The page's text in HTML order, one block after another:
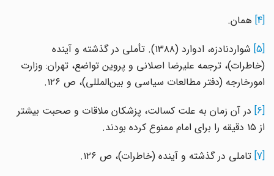
همان.
شواردنادزه، ادوارد (۱۳۸۸). تأملی در گذشته و آینده
(خاطرات)، ترجمه علیرضا اصلانی و پروین تواضع، تهران: وزارت
امورخارجه (دفتر مطالعات سیاسی و بین‌المللی)، ص ۱۲۶.
در آن زمان به علت کسالت، پزشکان ملاقات و صحبت بیشتر
تاملی در گذشته و آینده (خاطرات)، ص ۱۲۶.